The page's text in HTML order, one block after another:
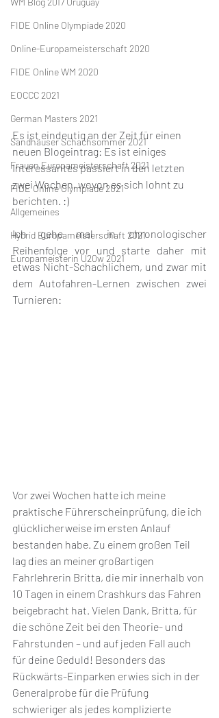
FIDE Online Olympiade 2020
Online-Europameisterschaft 2020
FIDE Online WM 2020
EOCCC 2021
German Masters 2021
Sandhäuser Schachsommer 2021
Frauen Europameisterschaft 2021
FIDE Online Olympiade 2021
Allgemeines
Hybrid Europameisterschaft 2021
Europameisterin U20w 2021
Es ist eindeutig an der Zeit für einen
neuen Blogeintrag: Es ist einiges
Interessantes passiert in den letzten
zwei Wochen, wovon es sich lohnt zu
berichten. :)
Ich gehe mal in chronologischer
Reihenfolge vor und starte daher mit
etwas Nicht-Schachlichem, und zwar mit
dem Autofahren-Lernen zwischen zwei
Turnieren:
Vor zwei Wochen hatte ich meine
praktische Führerscheinprüfung, die ich
glücklicherweise im ersten Anlauf
bestanden habe. Zu einem großen Teil
lag dies an meiner großartigen
Fahrlehrerin Britta, die mir innerhalb von
10 Tagen in einem Crashkurs das Fahren
beigebracht hat. Vielen Dank, Britta, für
die schöne Zeit bei den Theorie- und
Fahrstunden – und auf jeden Fall auch
für deine Geduld! Besonders das
Rückwärts-Einparken erwies sich in der
Generalprobe für die Prüfung
schwieriger als jedes komplizierte